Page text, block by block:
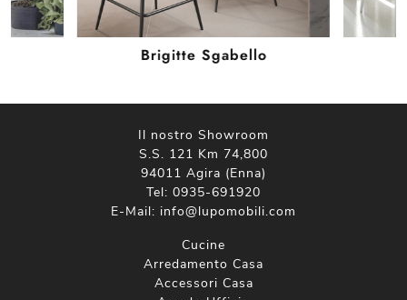
Brigitte Sgabello
Il nostro Showroom
S.S. 121 Km 74,800
94011 Agira (Enna)
Tel: 0935-691920
E-Mail: info@lupomobili.com
Cucine
Arredamento Casa
Accessori Casa